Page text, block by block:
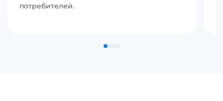
потребителей.